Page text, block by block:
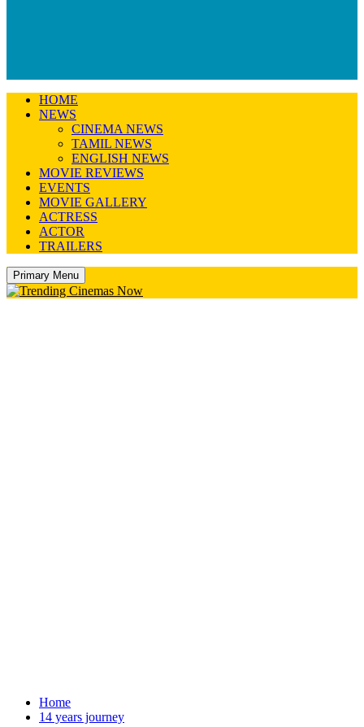
HOME
NEWS
CINEMA NEWS
TAMIL NEWS
ENGLISH NEWS
MOVIE REVIEWS
EVENTS
MOVIE GALLERY
ACTRESS
ACTOR
TRAILERS
Primary Menu
Home
14 years journey